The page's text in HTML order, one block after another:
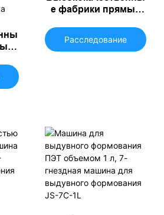
е фабрики прямых
Расследование